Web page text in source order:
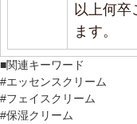
なくてはならない
2024/04/13 投稿
★★★★★
私はDKクリームで
以上何卒
ます。
■関連キーワード
#エッセンスクリーム
#フェイスクリーム
#保湿クリーム